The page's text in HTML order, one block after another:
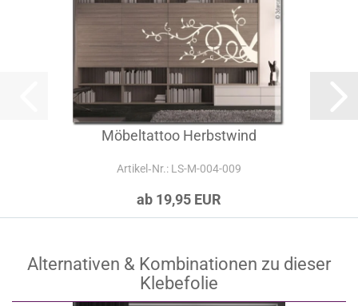
Möbeltattoo Herbstwind
Artikel‑Nr.: LS-M-004-009
ab 19,95 EUR
Alternativen & Kombinationen zu dieser
Klebefolie